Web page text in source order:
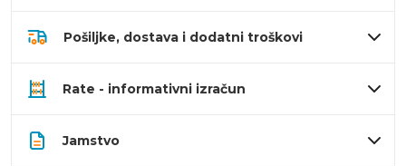
Pošiljke, dostava i dodatni troškovi
Rate - informativni izračun
Jamstvo